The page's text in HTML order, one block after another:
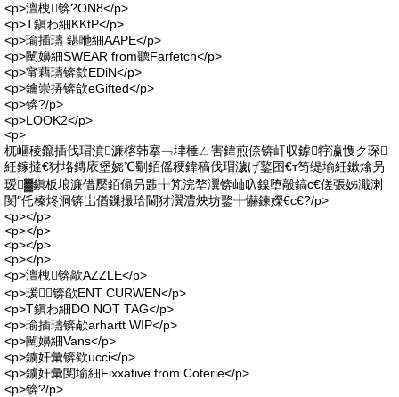
<p>澶栧锛?ON8</p>
<p>T鎭わ細KKtP</p>
<p>瑜插瓙 鍖咃細AAPE</p>
<p>闉嬶細SWEAR from聽Farfetch</p>
<p>甯藉瓙锛歀EDiN</p>
<p>鑰崇挵锛欱eGifted</p>
<p>锛?/p>
<p>LOOK2</p>
<p>
杌嶇稜鑹插伐瑁濆濂楁韩搴﹁垏棰ㄥ害鍏煎倷锛屽収鎼牸瀛愯ク琛
紝鎵撻€犲垎鏄庡堡娆℃劅銆傜稉鍏稿伐瑁濊げ鐜囨€т笉缇堬紝鏉熻叧
瑷▓鎭板埌濂借檿銆傝叧韪╁竼浣堥瀷锛屾叺鎳堕毃鎬с€傞張姊濈溂
閺″仛榛炵洞锛岀偤鏁撮珨閫犲瀷澧炴坊鐜╁懗鍊嬫€с€?/p>
<p></p>
<p></p>
<p></p>
<p></p>
<p>澶栧锛歊AZZLE</p>
<p>瑗～锛欿ENT CURWEN</p>
<p>T鎭わ細DO NOT TAG</p>
<p>瑜插瓙锛欳arhartt WIP</p>
<p>闉嬶細Vans</p>
<p>鐪奸彙锛欸ucci</p>
<p>鐪奸彙閺堬細Fixxative from Coterie</p>
<p>锛?/p>